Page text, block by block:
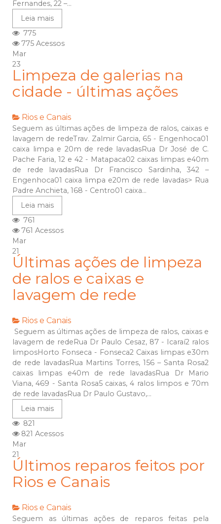
Fernandes, 22 –...
Leia mais
775
775 Acessos
Mar
23
Limpeza de galerias na
cidade - últimas ações
Rios e Canais
Seguem as últimas ações de limpeza de ralos, caixas e
lavagem de redeTrav. Zalmir Garcia, 65 - Engenhoca01
caixa limpa e 20m de rede lavadasRua Dr José de C.
Pache Faria, 12 e 42 - Matapaca02 caixas limpas e40m
de rede lavadasRua Dr Francisco Sardinha, 342 –
Engenhoca01 caixa limpa e20m de rede lavadas> Rua
Padre Anchieta, 168 - Centro01 caixa...
Leia mais
761
761 Acessos
Mar
21
Últimas ações de limpeza
de ralos e caixas e
lavagem de rede
Rios e Canais
Seguem as últimas ações de limpeza de ralos, caixas e
lavagem de redeRua Dr Paulo Cesaz, 87 - Icaraí2 ralos
limposHorto Fonseca - Fonseca2 Caixas limpas e30m
de rede lavadasRua Martins Torres, 156 – Santa Rosa2
caixas limpas e40m de rede lavadasRua Dr Mario
Viana, 469 - Santa Rosa5 caixas, 4 ralos limpos e 70m
de rede lavadasRua Dr Paulo Gustavo,...
Leia mais
821
821 Acessos
Mar
21
Últimos reparos feitos por
Rios e Canais
Rios e Canais
Seguem as últimas ações de reparos feitas pela